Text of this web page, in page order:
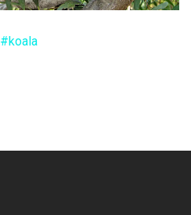
#koala